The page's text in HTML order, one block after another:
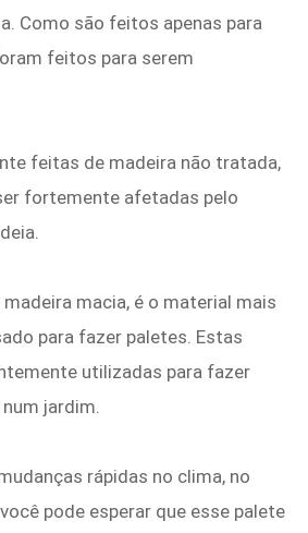
Como são feitos apenas para
feitos para serem
feitas de madeira não tratada,
fortemente afetadas pelo
macia, é o material mais
para fazer paletes. Estas
utilizadas para fazer
jardim.
rápidas no clima, no
pode esperar que esse palete